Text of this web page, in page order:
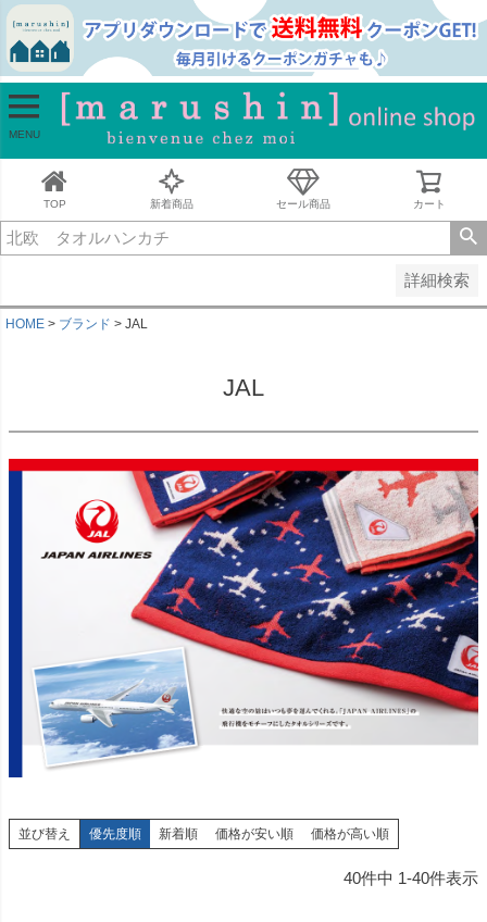
MENU
TOP 新着商品 セール商品 カート
詳細検索
並び順
新着順
古い順
価格が安い順
価格が高い順
キーワードヒット順
HOME ブランド JAL
JAL
並び替え 優先度順 新着順 価格が安い順 価格が高い順
40件中 1-40件表示